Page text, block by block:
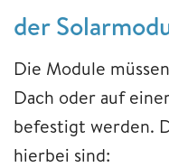
der
Die Module
Dach oder auf
befestigt werden.
hierbei sind: